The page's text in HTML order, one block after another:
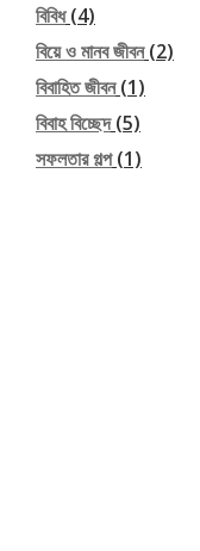
বিবিধ(4)
বিয়ে ও মানব জীবন(2)
বিবাহিত জীবন(1)
বিবাহ বিচ্ছেদ(5)
সফলতার গল্প(1)